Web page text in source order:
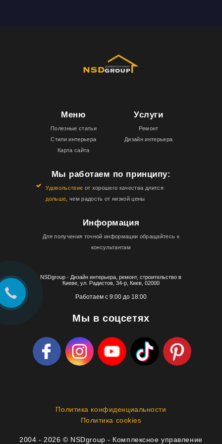
NSDgroup - Дизайн интерьера, ремонт, строительство в
Киеве, ул. Радистов, 34-р, Киев, 02000
Работаем с 9:00 до 18:00
Мы в соцсетях
Меню
Полезные статьи
Стили интерьера
Карта сайта
Услуги
Ремонт
Дизайн интерьера
Мы работаем по принципу:
Удовольствие от хорошего качества длится
дольше , чем радость от низкой цены
Информация
Для получения точной информации обращайтесь к
консультантам
Политика конфиденциальности
Политика cookies
2004 - 2026 © NSDgroup - Комплексное управление